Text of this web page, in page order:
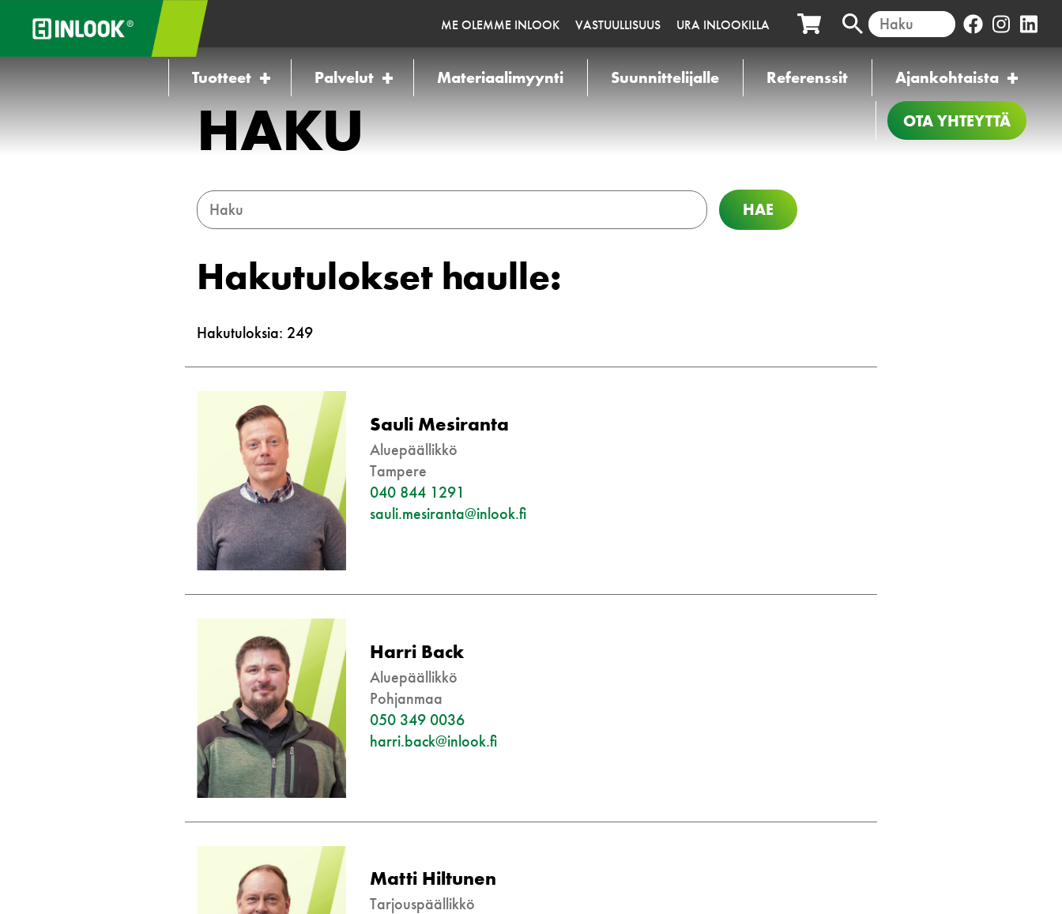
ME OLEMME INLOOK VASTUULLISUUS URA INLOOKILLA
Tuotteet Palvelut Materiaalimyynti Suunnittelijalle Referenssit Ajankohtaista
OTA YHTEYTTÄ
HAKU
HAE
Hakutulokset haulle:
Hakutuloksia: 249
Sauli Mesiranta
Aluepäällikkö
Tampere
040 844 1291
sauli.mesiranta@inlook.fi
Harri Back
Aluepäällikkö
Pohjanmaa
050 349 0036
harri.back@inlook.fi
Matti Hiltunen
Tarjouspäällikkö